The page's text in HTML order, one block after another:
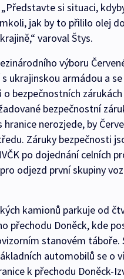
si situaci,
jak by to přililo olej
varoval Štys.
výboru
ukrajinskou armádou a
o bezpečnostních
bezpečnostní
hranice nerozjede, by
Záruky bezpečnosti
po dojednání celních
odjezd první skupiny
kamionů parkuje od
přechodu Doněck, kde
stanovém táboře.
automobilů se o
k přechodu Doněck-